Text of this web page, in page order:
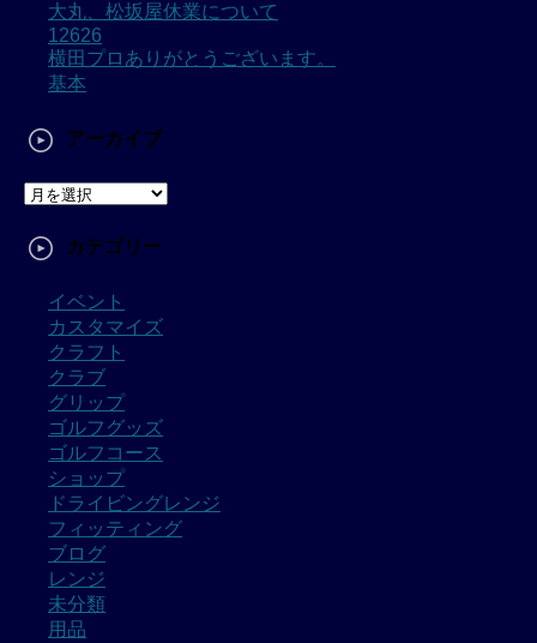
大丸、松坂屋休業について
12626
横田プロありがとうございます。
基本
アーカイブ
カテゴリー
イベント
カスタマイズ
クラフト
クラブ
グリップ
ゴルフグッズ
ゴルフコース
ショップ
ドライビングレンジ
フィッティング
ブログ
レンジ
未分類
用品